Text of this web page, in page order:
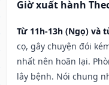
Giờ xuất hành
Từ 11h-13h (Ngọ) và
cọ, gây chuyện đói
nhất nên hoãn lại.
lây bệnh. Nói chung